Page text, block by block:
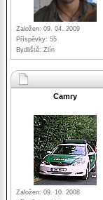
Založen: 09. 04. 2009
Příspěvky: 55
Bydliště: Zlín
Camry
Založen: 09. 10. 2008